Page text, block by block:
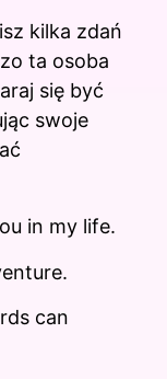
kilka zdań
ta osoba
się być
swoje
in my life.
can